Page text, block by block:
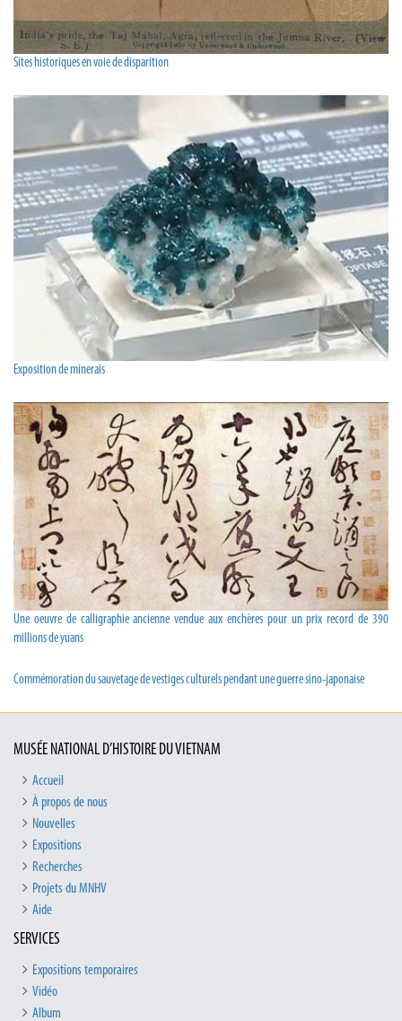
Sites historiques en voie de disparition
Exposition de minerais
Une oeuvre de calligraphie ancienne vendue aux enchères pour un prix record de 390
millions de yuans
Commémoration du sauvetage de vestiges culturels pendant une guerre sino-japonaise
MUSÉE NATIONAL D’HISTOIRE DU VIETNAM
Accueil
À propos de nous
Nouvelles
Expositions
Recherches
Projets du MNHV
Aide
SERVICES
Expositions temporaires
Vidéo
Album